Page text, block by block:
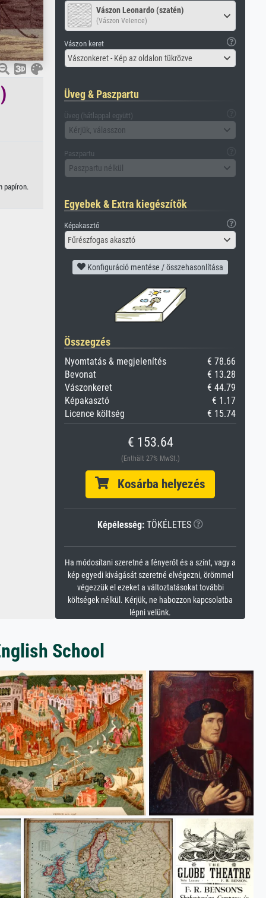
papíron.
Vászon Leonardo (szatén)
(Vászon Velence)
Vászon keret
Vászonkeret - Kép az oldalon tükrözve
Üveg & Paszpartu
Üveg (hátlappal együtt)
Kérjük, válasszon
Paszpartu
Paszpartu nélkül
Egyebek & Extra kiegészítők
Képakasztó
Fűrészfogas akasztó
Konfiguráció mentése / összehasonlítása
Összegzés
Nyomtatás & megjelenítés
€ 78.66
Bevonat
€ 13.28
Vászonkeret
€ 44.79
Képakasztó
€ 1.17
Licence költség
€ 15.74
€ 153.64
(Enthält 27% MwSt.)
Kosárba helyezés
Képélesség: TÖKÉLETES
Ha módosítani szeretné a fényerőt és a színt, vagy a
kép egyedi kivágását szeretné elvégezni, örömmel
végezzük el ezeket a változtatásokat további
költségek nélkül. Kérjük, ne habozzon kapcsolatba
lépni velünk.
School